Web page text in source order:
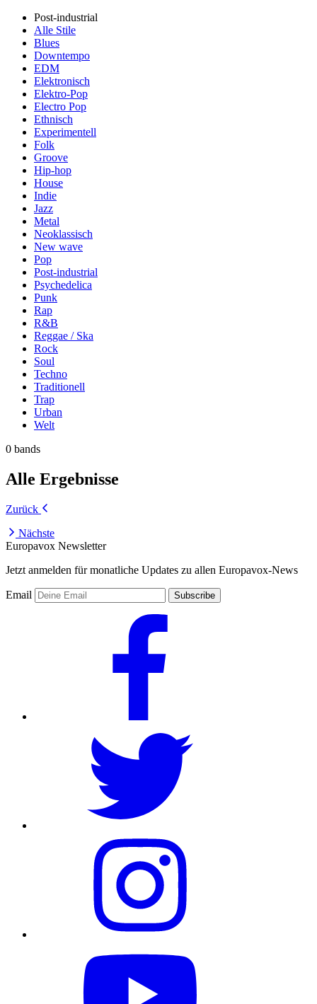
Post-industrial
Alle Stile
Blues
Downtempo
EDM
Elektronisch
Elektro-Pop
Electro Pop
Ethnisch
Experimentell
Folk
Groove
Hip-hop
House
Indie
Jazz
Metal
Neoklassisch
New wave
Pop
Post-industrial
Psychedelica
Punk
Rap
R&B
Reggae / Ska
Rock
Soul
Techno
Traditionell
Trap
Urban
Welt
0 bands
Alle Ergebnisse
Zurück
Nächste
Europavox Newsletter
Jetzt anmelden für monatliche Updates zu allen Europavox-News
Email Subscribe